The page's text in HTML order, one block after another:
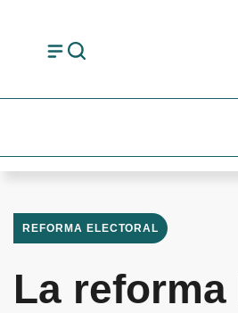
REFORMA ELECTORAL
La